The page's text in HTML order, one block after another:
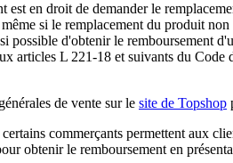
en droit de demander le
si le remplacement du produit
possible d'obtenir le remboursement
articles L 221-18 et suivants du
de vente sur le site de Topshop
commerçants permettent aux
obtenir le remboursement en